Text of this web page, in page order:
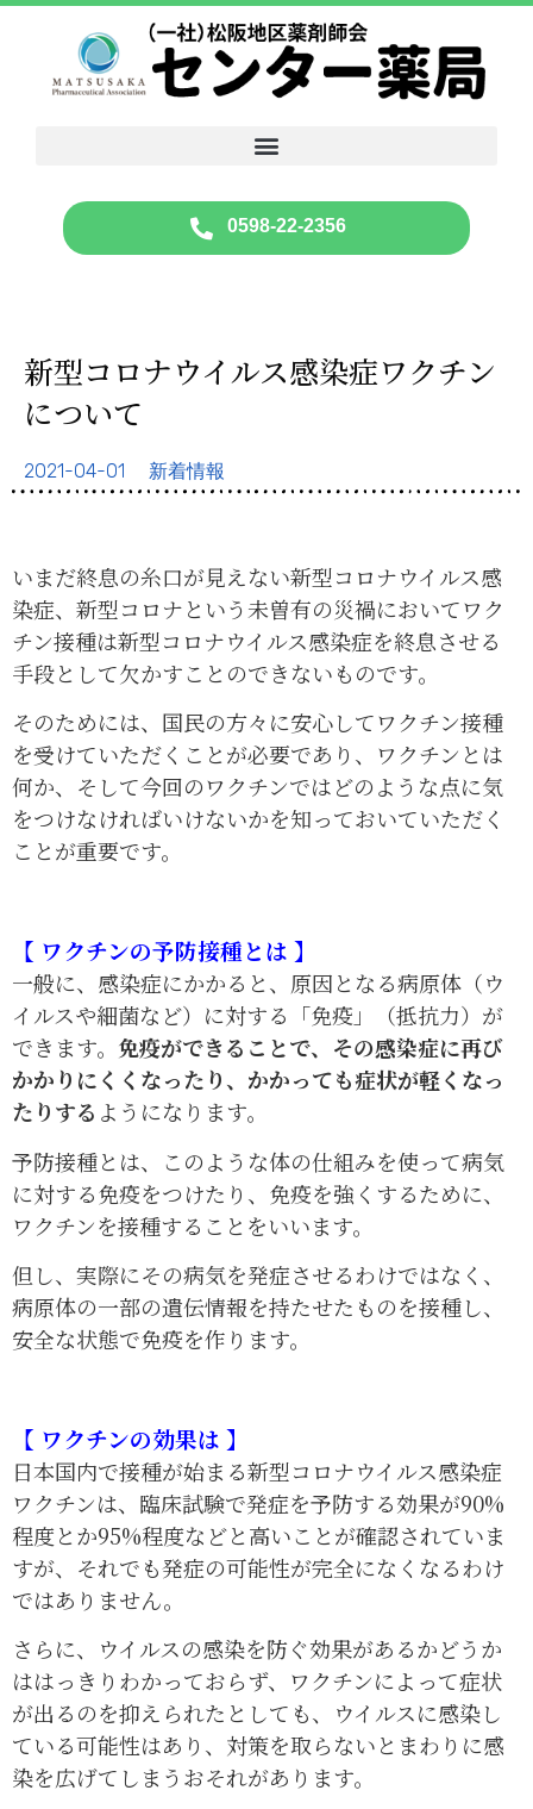
0598-22-2356
新型コロナウイルス感染症ワクチン
について
2021-04-01 新着情報
いまだ終息の糸口が見えない新型コロナウイルス感
染症、新型コロナという未曽有の災禍においてワク
チン接種は新型コロナウイルス感染症を終息させる
手段として欠かすことのできないものです。
そのためには、国民の方々に安心してワクチン接種
を受けていただくことが必要であり、ワクチンとは
何か、そして今回のワクチンではどのような点に気
をつけなければいけないかを知っておいていただく
ことが重要です。
【 ワクチンの予防接種とは 】
一般に、感染症にかかると、原因となる病原体（ウ
イルスや細菌など）に対する「免疫」（抵抗力）が
できます。 免疫ができることで、その感染症に再び
かかりにくくなったり、かかっても症状が軽くなっ
たりする ようになります。
予防接種とは、このような体の仕組みを使って病気
に対する免疫をつけたり、免疫を強くするために、
ワクチンを接種することをいいます。
但し、実際にその病気を発症させるわけではなく、
病原体の一部の遺伝情報を持たせたものを接種し、
安全な状態で免疫を作ります。
【 ワクチンの効果は 】
日本国内で接種が始まる新型コロナウイルス感染症
ワクチンは、臨床試験で発症を予防する効果が90%
程度とか95%程度などと高いことが確認されていま
すが、それでも発症の可能性が完全になくなるわけ
ではありません。
さらに、ウイルスの感染を防ぐ効果があるかどうか
ははっきりわかっておらず、ワクチンによって症状
が出るのを抑えられたとしても、ウイルスに感染し
ている可能性はあり、対策を取らないとまわりに感
染を広げてしまうおそれがあります。